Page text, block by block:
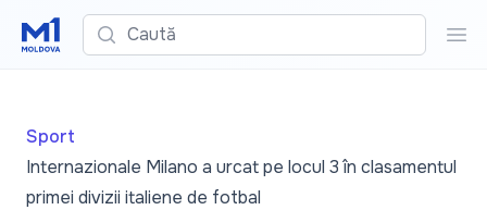
Caută
Sport
Internazionale Milano a urcat pe locul 3 în clasamentul
primei divizii italiene de fotbal